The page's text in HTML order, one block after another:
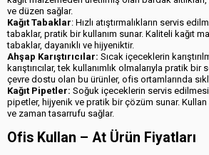
ve düzen sağlar.
Kağıt Tabaklar: Hızlı atıştırmalıkların servis
tabaklar, pratik bir kullanım sunar. Kaliteli kağıt
tabaklar, dayanıklı ve hijyeniktir.
Ahşap Karıştırıcılar: Sıcak içeceklerin
karıştırıcılar, tek kullanımlık olmalarıyla pratik
çevre dostu olan bu ürünler, ofis ortamlarında
Kağıt Pipetler: Soğuk içeceklerin servis edilmesi
pipetler, hijyenik ve pratik bir çözüm sunar.
ve zaman tasarrufu sağlar.
Ofis Kullan – At Ürün Fiyatları